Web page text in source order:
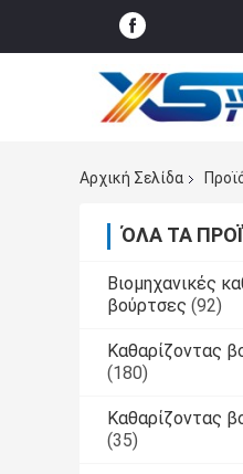
Αρχική Σελίδα
ΌΛΑ ΤΑ
Βιομηχανικές
βούρτσες (92)
Καθαρίζοντας
(180)
Καθαρίζοντας
(35)